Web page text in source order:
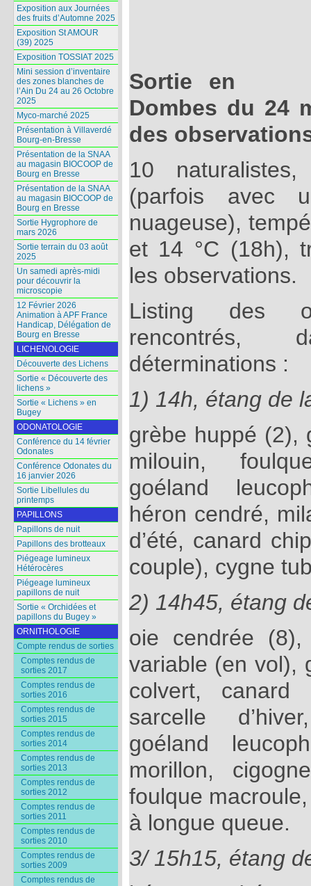
Sortie en
Dombes du 24
des
10 naturalistes,
(parfois avec
nuageuse),
et 14 °C (18h),
les observations.
Listing des
rencontrés,
déterminations :
1) 14h, étang de
grèbe huppé (2),
milouin,
goéland
héron cendré,
d’été, canard
couple), cygne
2) 14h45, étang
oie cendrée
variable (en vol),
colvert, canard
sarcelle
goéland
morillon,
foulque
à longue queue.
3/ 15h15, étang
Exposition aux Journées
des fruits d’Automne 2025
Exposition St AMOUR
(39) 2025
Exposition TOSSIAT 2025
Mini session d’inventaire
des zones blanches de
l’Ain Du 24 au 26 Octobre
2025
Myco-marché 2025
Présentation à Villaverdé
Bourg-en-Bresse
Présentation de la SNAA
au magasin BIOCOOP de
Bourg en Bresse
Présentation de la SNAA
au magasin BIOCOOP de
Bourg en Bresse
Sortie Hygrophore de
mars 2026
Sortie terrain du 03 août
2025
Un samedi après-midi
pour découvrir la
microscopie
12 Février 2026
Animation à APF France
Handicap, Délégation de
Bourg en Bresse
LICHENOLOGIE
Découverte des Lichens
Sortie « Découverte des
lichens »
Sortie « Lichens » en
Bugey
ODONATOLOGIE
Conférence du 14 février
Odonates
Conférence Odonates du
16 janvier 2026
Sortie Libellules du
printemps
PAPILLONS
Papillons de nuit
Papillons des brotteaux
Piégeage lumineux
Hétérocères
Piégeage lumineux
papillons de nuit
Sortie « Orchidées et
papillons du Bugey »
ORNITHOLOGIE
Compte rendus de sorties
Comptes rendus de
sorties 2017
Comptes rendus de
sorties 2016
Comptes rendus de
sorties 2015
Comptes rendus de
sorties 2014
Comptes rendus de
sorties 2013
Comptes rendus de
sorties 2012
Comptes rendus de
sorties 2011
Comptes rendus de
sorties 2010
Comptes rendus de
sorties 2009
Comptes rendus de